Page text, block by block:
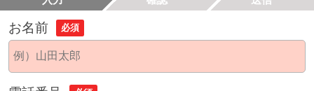
お名前 必須